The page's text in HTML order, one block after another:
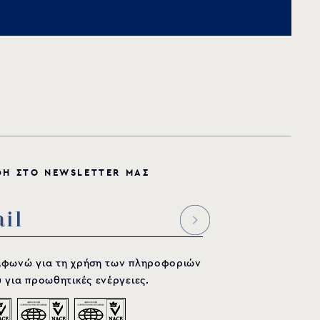
Η ΣΤΟ N EWSL ETT ER ΜΑΣ
για τη χρήση των πληροφοριών
για προωθητικές ενέργειες.